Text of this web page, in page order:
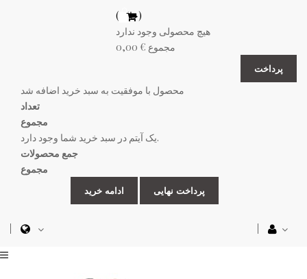
(خالی)
هیچ محصولی وجود ندارد
0,00 € مجموع
پرداخت
محصول با موفقیت به سبد خرید اضافه شد
تعداد
مجموع
یک آیتم در سبد خرید شما وجود دارد.
جمع محصولات
مجموع
ادامه خرید پرداخت نهایی